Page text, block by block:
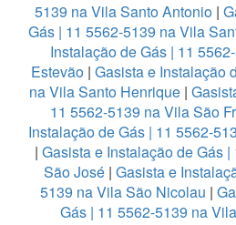
5139 na Vila Santo Antonio|
Gás | 11 5562-5139 na Vila
Instalação de Gás | 11
Estevão | Gasista e Instalação
na Vila Santo Henrique|
11 5562-5139 na Vila São
Instalação de Gás | 11 5562-
| Gasista e Instalação de Gás
São José| Gasista e
5139 na Vila São Nicolau |
Gás | 11 5562-5139 na